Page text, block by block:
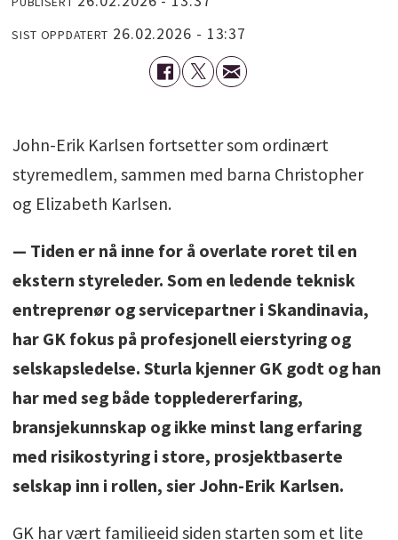
SIST OPPDATERT 26.02.2026 - 13:37
John-Erik Karlsen fortsetter som ordinært
styremedlem, sammen med barna Christopher
og Elizabeth Karlsen.
— Tiden er nå inne for å overlate roret til en
ekstern styreleder. Som en ledende teknisk
entreprenør og servicepartner i Skandinavia,
har GK fokus på profesjonell eierstyring og
selskapsledelse. Sturla kjenner GK godt og han
har med seg både toppledererfaring,
bransjekunnskap og ikke minst lang erfaring
med risikostyring i store, prosjektbaserte
selskap inn i rollen, sier John-Erik Karlsen.
GK har vært familieeid siden starten som et lite